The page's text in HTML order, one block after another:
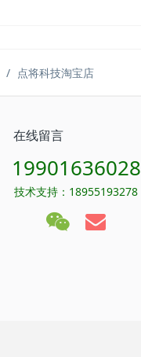
点将科技淘宝店
在线留言
19901636028
技术支持：18955193278